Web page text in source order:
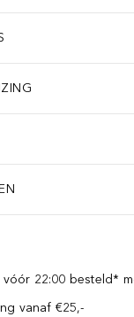
22:00 besteld*
vanaf €25,-